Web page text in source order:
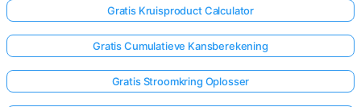
Gratis Kruisproduct Calculator
Gratis Cumulatieve Kansberekening
Gratis Stroomkring Oplosser